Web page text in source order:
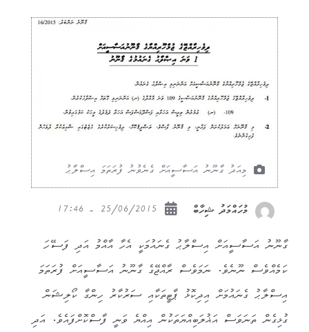
މިއަދު ގާނޫނު އަސާސީއަށް ގެނެވުނު ފުރަތަމަ އިސްލާޙު
މުހައްމަދު ޝިހާބް
ގާނޫނު އަސާސީއަށް އިސްލާޙު ގެނައުމަކީ އެހާ އާއްމު އަދި ފަސޭހަ
ކަމެއްވެސް ނޫނެވެ. ނަމަވެސް ރާއްޖޭގެ ގާނޫނު އަސާސީއަށް ފުރަތަމަ
އިސްލާޙު ގެނައުމަށް އިދިކޮޅު ޕާޓީތަކާއި ސަރުކާރު ހިންގާ ކޯލިޝަން
ގުޅިގެން ތަނަވަސް އަޣުލަބިއްޔަތަކުން އިއްޔެ ވަނީ ފާސްކޮށްފައެވެ. އަދި